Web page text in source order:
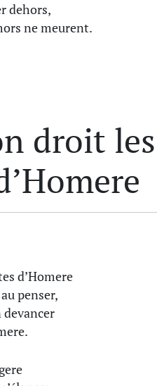
dehors,
ne meurent.
droit les
d’Homere
penser,
devancer